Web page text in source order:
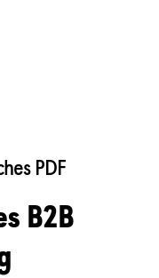
PDF
B2B